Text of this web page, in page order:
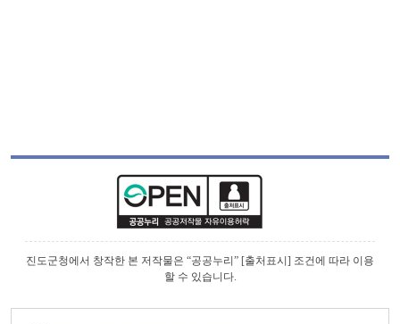
진도군청에서 창작한 본 저작물은 “공공누리” [출처표시] 조건에 따라 이용
할 수 있습니다.